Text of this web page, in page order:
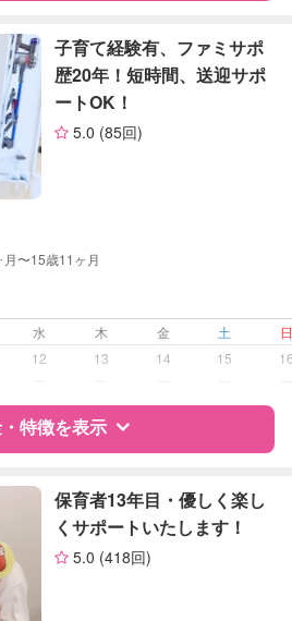
なし
可能
対応不可
ー
自治体届出済ベビーシッター
保育士
幼稚園教諭
ビーシッター
早朝対応
夜間対応
病児、病後児、ともに不可
お引き受けしていません
子育て経験有、ファミサポ
歴20年！短時間、送迎サポ
ートOK！
5.0 (85回)
月〜15歳11ヶ月
水 木 金 土
12 13 14 15
特徴を表示
ー
自治体届出済ベビーシッター
保育者13年目・優しく楽し
くサポートいたします！
5.0 (418回)